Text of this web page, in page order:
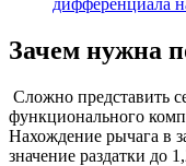
Зачем нужна
Сложно представить
функционального
Нахождение рычага в
значение раздатки до